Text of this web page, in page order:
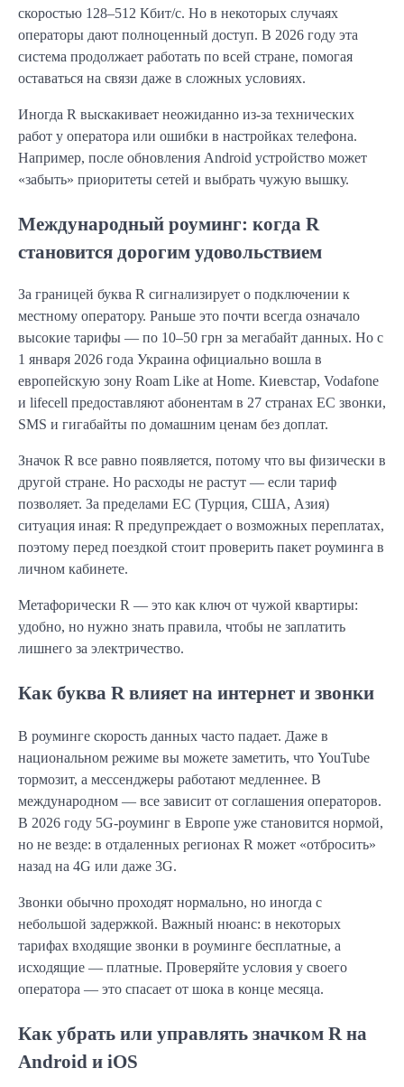
скоростью 128–512 Кбит/с. Но в некоторых случаях
операторы дают полноценный доступ. В 2026 году эта
система продолжает работать по всей стране, помогая
оставаться на связи даже в сложных условиях.
Иногда R выскакивает неожиданно из-за технических
работ у оператора или ошибки в настройках телефона.
Например, после обновления Android устройство может
«забыть» приоритеты сетей и выбрать чужую вышку.
Международный роуминг: когда R
становится дорогим удовольствием
За границей буква R сигнализирует о подключении к
местному оператору. Раньше это почти всегда означало
высокие тарифы — по 10–50 грн за мегабайт данных. Но с
1 января 2026 года Украина официально вошла в
европейскую зону Roam Like at Home. Киевстар, Vodafone
и lifecell предоставляют абонентам в 27 странах ЕС звонки,
SMS и гигабайты по домашним ценам без доплат.
Значок R все равно появляется, потому что вы физически в
другой стране. Но расходы не растут — если тариф
позволяет. За пределами ЕС (Турция, США, Азия)
ситуация иная: R предупреждает о возможных переплатах,
поэтому перед поездкой стоит проверить пакет роуминга в
личном кабинете.
Метафорически R — это как ключ от чужой квартиры:
удобно, но нужно знать правила, чтобы не заплатить
лишнего за электричество.
Как буква R влияет на интернет и звонки
В роуминге скорость данных часто падает. Даже в
национальном режиме вы можете заметить, что YouTube
тормозит, а мессенджеры работают медленнее. В
международном — все зависит от соглашения операторов.
В 2026 году 5G-роуминг в Европе уже становится нормой,
но не везде: в отдаленных регионах R может «отбросить»
назад на 4G или даже 3G.
Звонки обычно проходят нормально, но иногда с
небольшой задержкой. Важный нюанс: в некоторых
тарифах входящие звонки в роуминге бесплатные, а
исходящие — платные. Проверяйте условия у своего
оператора — это спасает от шока в конце месяца.
Как убрать или управлять значком R на
Android и iOS